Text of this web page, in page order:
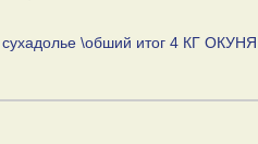
сухадолье \обший итог 4